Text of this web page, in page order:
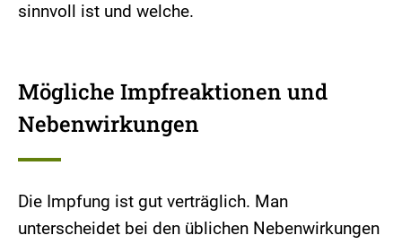
sinnvoll ist und welche.
Mögliche Impfreaktionen und
Nebenwirkungen
Die Impfung ist gut verträglich. Man
unterscheidet bei den üblichen Nebenwirkungen